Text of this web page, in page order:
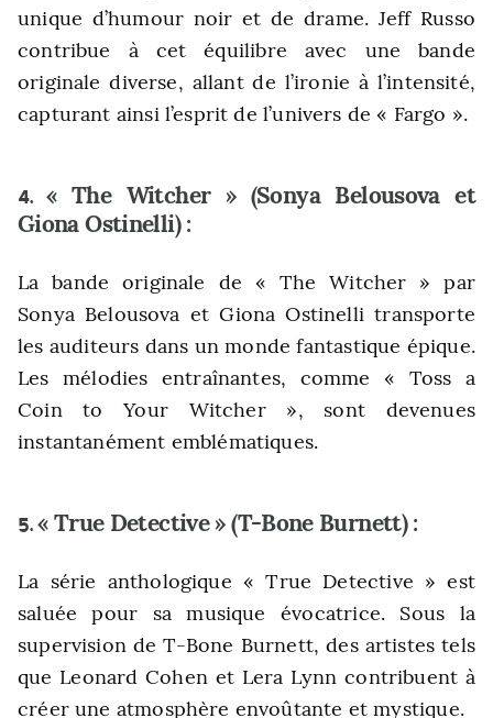
unique d’humour noir et de drame. Jeff Russo
contribue à cet équilibre avec une bande
originale diverse, allant de l’ironie à l’intensité,
capturant ainsi l’esprit de l’univers de « Fargo ».
4.« The Witcher » (Sonya Belousova et
Giona Ostinelli) :
La bande originale de « The Witcher » par
Sonya Belousova et Giona Ostinelli transporte
les auditeurs dans un monde fantastique épique.
Les mélodies entraînantes, comme « Toss a
Coin to Your Witcher », sont devenues
instantanément emblématiques.
5.« True Detective » (T-Bone Burnett) :
La série anthologique « True Detective » est
saluée pour sa musique évocatrice. Sous la
supervision de T-Bone Burnett, des artistes tels
que Leonard Cohen et Lera Lynn contribuent à
créer une atmosphère envoûtante et mystique.